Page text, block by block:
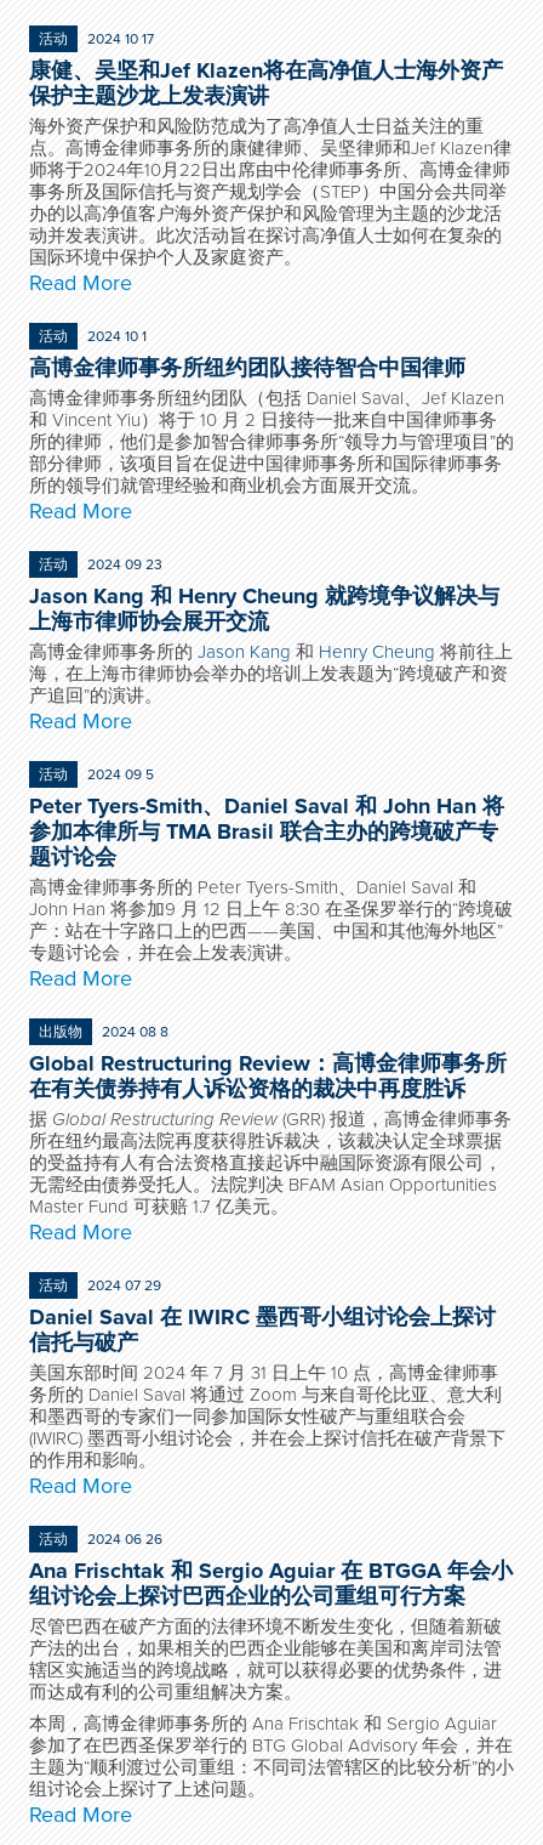
活动 2024 10 17
康健、吴坚和Jef Klazen将在高净值人士海外资产
保护主题沙龙上发表演讲
海外资产保护和风险防范成为了高净值人士日益关注的重
点。高博金律师事务所的康健律师、吴坚律师和Jef Klazen律
师将于2024年10月22日出席由中伦律师事务所、高博金律师
事务所及国际信托与资产规划学会（STEP）中国分会共同举
办的以高净值客户海外资产保护和风险管理为主题的沙龙活
动并发表演讲。此次活动旨在探讨高净值人士如何在复杂的
国际环境中保护个人及家庭资产。
Read More
活动 2024 10 1
高博金律师事务所纽约团队接待智合中国律师
高博金律师事务所纽约团队（包括 Daniel Saval、Jef Klazen
和 Vincent Yiu）将于 10 月 2 日接待一批来自中国律师事务
所的律师，他们是参加智合律师事务所“领导力与管理项目”的
部分律师，该项目旨在促进中国律师事务所和国际律师事务
所的领导们就管理经验和商业机会方面展开交流。
Read More
活动 2024 09 23
Jason Kang 和 Henry Cheung 就跨境争议解决与
上海市律师协会展开交流
高博金律师事务所的 Jason Kang 和 Henry Cheung 将前往上
海，在上海市律师协会举办的培训上发表题为“跨境破产和资
产追回”的演讲。
Read More
活动 2024 09 5
Peter Tyers-Smith、Daniel Saval 和 John Han 将
参加本律所与 TMA Brasil 联合主办的跨境破产专
题讨论会
高博金律师事务所的 Peter Tyers-Smith、Daniel Saval 和
John Han 将参加9 月 12 日上午 8:30 在圣保罗举行的“跨境破
产：站在十字路口上的巴西——美国、中国和其他海外地区”
专题讨论会，并在会上发表演讲。
Read More
出版物 2024 08 8
Global Restructuring Review：高博金律师事务所
在有关债券持有人诉讼资格的裁决中再度胜诉
据 Global Restructuring Review(GRR) 报道，高博金律师事务
所在纽约最高法院再度获得胜诉裁决，该裁决认定全球票据
的受益持有人有合法资格直接起诉中融国际资源有限公司，
无需经由债券受托人。法院判决 BFAM Asian Opportunities
Master Fund 可获赔 1.7 亿美元。
Read More
活动 2024 07 29
Daniel Saval 在 IWIRC 墨西哥小组讨论会上探讨
信托与破产
美国东部时间 2024 年 7 月 31 日上午 10 点，高博金律师事
务所的 Daniel Saval 将通过 Zoom 与来自哥伦比亚、意大利
和墨西哥的专家们一同参加国际女性破产与重组联合会
(IWIRC) 墨西哥小组讨论会，并在会上探讨信托在破产背景下
的作用和影响。
Read More
活动 2024 06 26
Ana Frischtak 和 Sergio Aguiar 在 BTGGA 年会小
组讨论会上探讨巴西企业的公司重组可行方案
尽管巴西在破产方面的法律环境不断发生变化，但随着新破
产法的出台，如果相关的巴西企业能够在美国和离岸司法管
辖区实施适当的跨境战略，就可以获得必要的优势条件，进
而达成有利的公司重组解决方案。
本周，高博金律师事务所的 Ana Frischtak 和 Sergio Aguiar
参加了在巴西圣保罗举行的 BTG Global Advisory 年会，并在
主题为“顺利渡过公司重组：不同司法管辖区的比较分析”的小
组讨论会上探讨了上述问题。
Read More